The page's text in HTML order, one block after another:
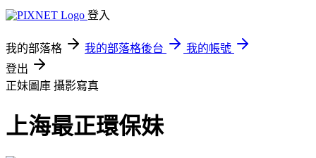
登入
我的部落格 我的部落格後台
我的帳號
登出
正妹圖庫 攝影寫真
上海最正環保妹